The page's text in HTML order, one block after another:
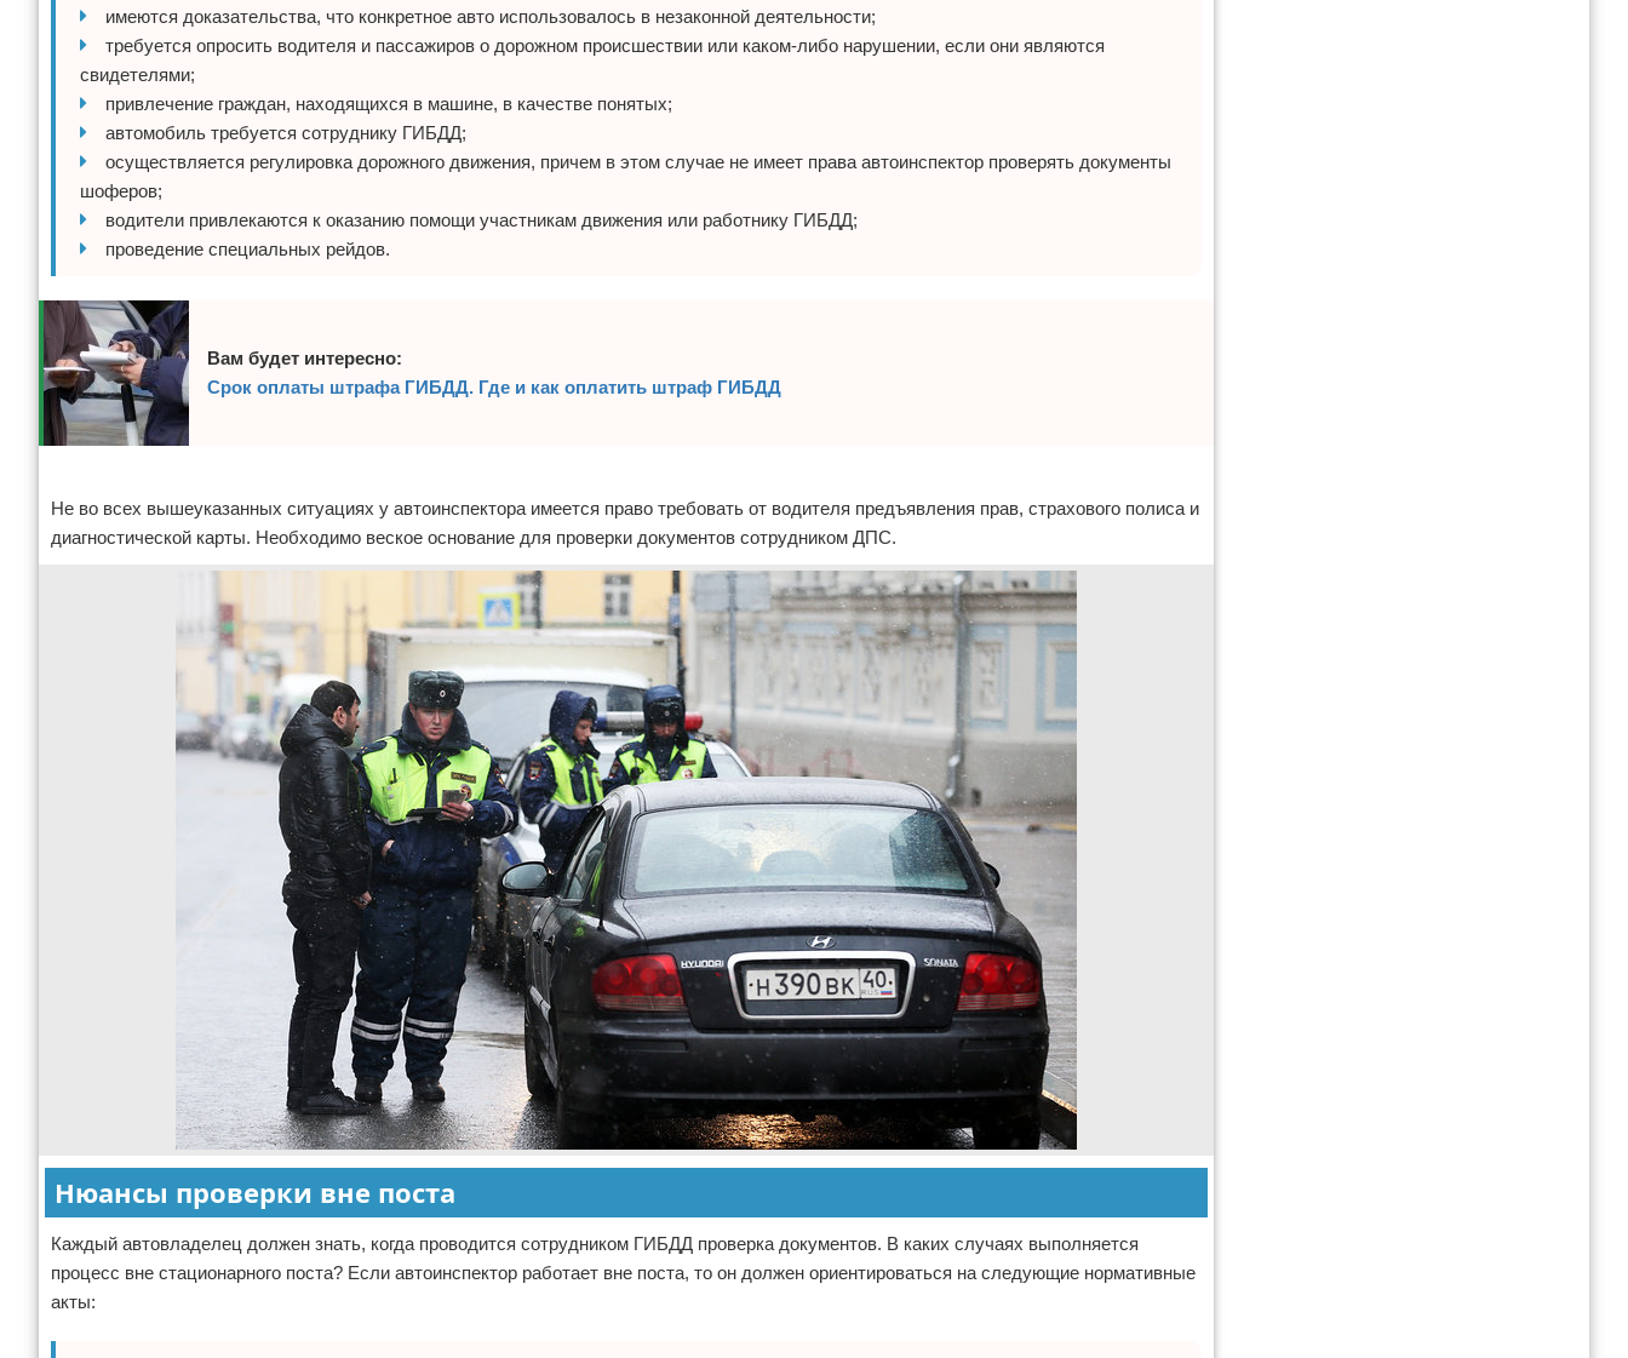
имеются доказательства, что конкретное авто использовалось в незаконной деятельности;
требуется опросить водителя и пассажиров о дорожном происшествии или каком-либо нарушении, если они являются
свидетелями;
привлечение граждан, находящихся в машине, в качестве понятых;
автомобиль требуется сотруднику ГИБДД;
осуществляется регулировка дорожного движения, причем в этом случае не имеет права автоинспектор проверять документы
шоферов;
водители привлекаются к оказанию помощи участникам движения или работнику ГИБДД;
проведение специальных рейдов.
Вам будет интересно:
Срок оплаты штрафа ГИБДД. Где и как оплатить штраф ГИБДД
Не во всех вышеуказанных ситуациях у автоинспектора имеется право требовать от водителя предъявления прав, страхового полиса и
диагностической карты. Необходимо веское основание для проверки документов сотрудником ДПС.
Нюансы проверки вне поста
Каждый автовладелец должен знать, когда проводится сотрудником ГИБДД проверка документов. В каких случаях выполняется
процесс вне стационарного поста? Если автоинспектор работает вне поста, то он должен ориентироваться на следующие нормативные
акты: